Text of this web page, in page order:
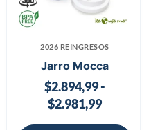
2026 REINGRESOS
Jarro Mocca
$2.894,99-
$2.981,99